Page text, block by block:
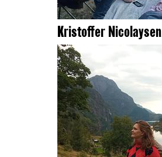
Kristoffer Nicolaysen